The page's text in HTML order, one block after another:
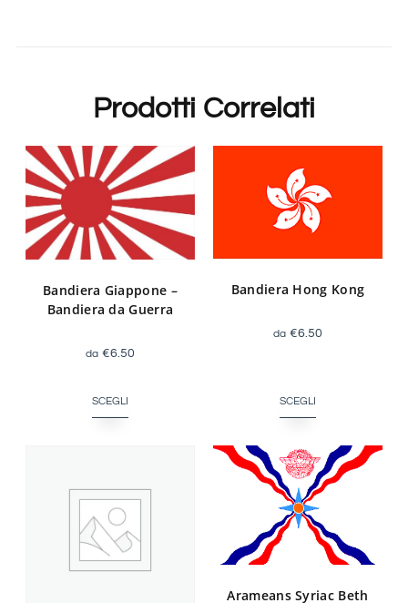
Prodotti Correlati
Bandiera Giappone –
Bandiera da Guerra
€6.50
SCEGLI
Bandiera Hong Kong
€6.50
SCEGLI
Arameans Syriac Beth